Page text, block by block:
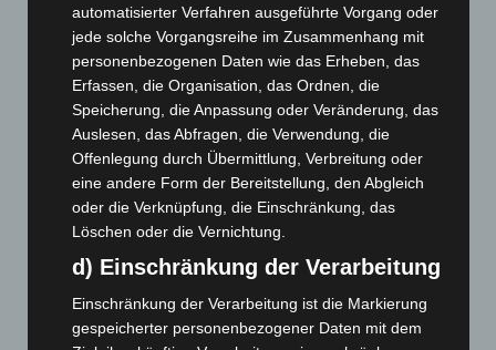
Blaulicht
2.797
Corona-News
Hannover und Region
Langenhagen und Ortsteile
3.249
Leserbriefe
Menschen
Über uns
Veranstaltungen
automatisierter Verfahren ausgeführte Vorgang oder
jede solche Vorgangsreihe im Zusammenhang mit
personenbezogenen Daten wie das Erheben, das
Erfassen, die Organisation, das Ordnen, die
Speicherung, die Anpassung oder Veränderung, das
Auslesen, das Abfragen, die Verwendung, die
Offenlegung durch Übermittlung, Verbreitung oder
eine andere Form der Bereitstellung, den Abgleich
oder die Verknüpfung, die Einschränkung, das
Löschen oder die Vernichtung.
d) Einschränkung der Verarbeitung
Einschränkung der Verarbeitung ist die Markierung
gespeicherter personenbezogener Daten mit dem